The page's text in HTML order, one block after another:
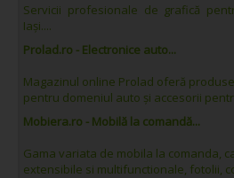
Servicii profesionale de grafică
Iași....
Prolad.ro - Electronice auto...
Magazinul online Prolad oferă
pentru domeniul auto și accesorii
Mobiera.ro - Mobilă la comandă...
Gama variata de mobila la comanda,
extensibile si multifunctionale, fotolii,